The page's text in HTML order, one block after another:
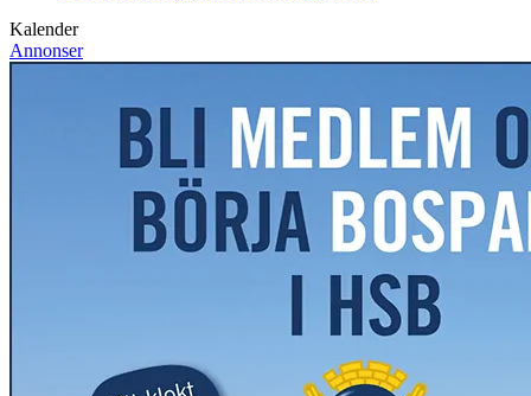
Kalender
Annonser